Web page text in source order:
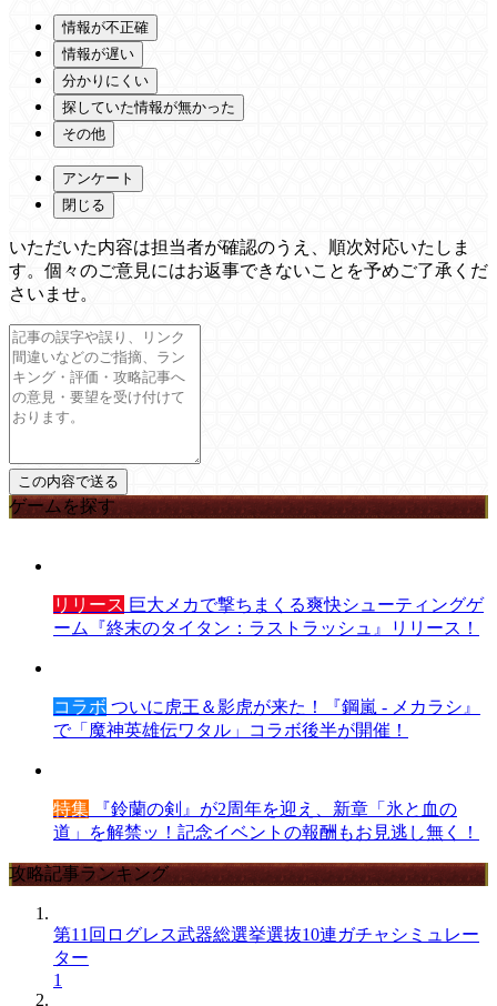
情報が不正確
情報が遅い
分かりにくい
探していた情報が無かった
その他
アンケート
閉じる
いただいた内容は担当者が確認のうえ、順次対応いたしま
す。個々のご意見にはお返事できないことを予めご了承くだ
さいませ。
ゲームを探す
リリース 巨大メカで撃ちまくる爽快シューティングゲ
ーム『終末のタイタン：ラストラッシュ』リリース！
コラボ ついに虎王＆影虎が来た！『鋼嵐 - メカラシ』
で「魔神英雄伝ワタル」コラボ後半が開催！
特集 『鈴蘭の剣』が2周年を迎え、新章「氷と血の
道」を解禁ッ！記念イベントの報酬もお見逃し無く！
攻略記事ランキング
第11回ログレス武器総選挙選抜10連ガチャシミュレー
ター
1